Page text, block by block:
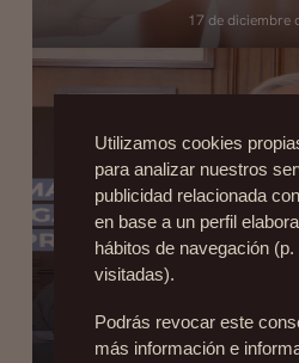
17 de diciembre
LINFOMA EN LA
TAN COMÚN ES
23 de octubre
Utilizamos cookies
para analizar nuestros
publicidad relacionada
en base a un perfil
hábitos de navegación (p.
visitadas).
Podrás revocar este
más información e